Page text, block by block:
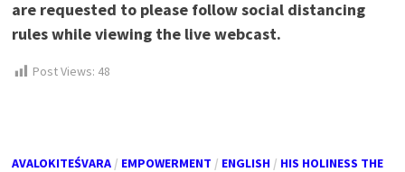
are requested to please follow social distancing
rules while viewing the live webcast.
Post Views: 48
AVALOKITEŚVARA/ EMPOWERMENT / ENGLISH/ HIS HOLINESS THE